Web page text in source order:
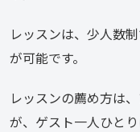
レッスンは、少人数
が可能です。
レッスンの薦め方は
が、ゲスト一人ひと